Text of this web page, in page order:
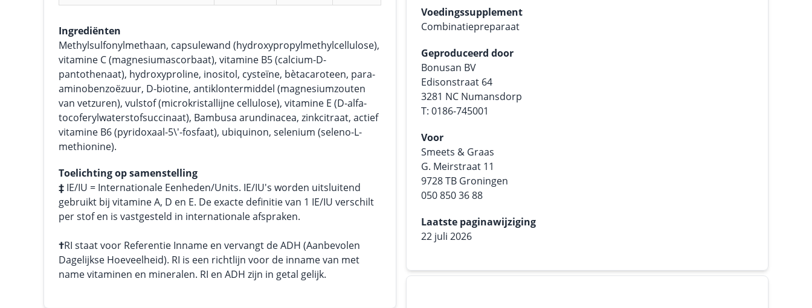
Ingrediënten
Methylsulfonylmethaan, capsulewand (hydroxypropylmethylcellulose),
vitamine C (magnesiumascorbaat), vitamine B5 (calcium-D-
pantothenaat), hydroxyproline, inositol, cysteïne, bètacaroteen, para-
aminobenzoëzuur, D-biotine, antiklontermiddel (magnesiumzouten
van vetzuren), vulstof (microkristallijne cellulose), vitamine E (D-alfa-
tocoferylwaterstofsuccinaat), Bambusa arundinacea, zinkcitraat, actief
vitamine B6 (pyridoxaal-5\'-fosfaat), ubiquinon, selenium (seleno-L-
methionine).
Toelichting op samenstelling
‡ IE/IU = Internationale Eenheden/Units. IE/IU's worden uitsluitend
gebruikt bij vitamine A, D en E. De exacte definitie van 1 IE/IU verschilt
per stof en is vastgesteld in internationale afspraken.
†RI staat voor Referentie Inname en vervangt de ADH (Aanbevolen
Dagelijkse Hoeveelheid). RI is een richtlijn voor de inname van met
name vitaminen en mineralen. RI en ADH zijn in getal gelijk.
Voedingssupplement
Combinatiepreparaat
Geproduceerd door
Bonusan BV
Edisonstraat 64
3281 NC Numansdorp
T: 0186-745001
Voor
Smeets & Graas
G. Meirstraat 11
9728 TB Groningen
050 850 36 88
Laatste paginawijziging
22 juli 2026